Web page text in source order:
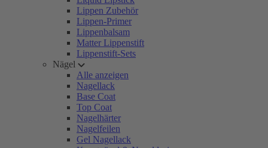
Lippen Zubehör
Lippen-Primer
Lippenbalsam
Matter Lippenstift
Lippenstift-Sets
Nägel
Alle anzeigen
Nagellack
Base Coat
Top Coat
Nagelhärter
Nagelfeilen
Gel Nagellack